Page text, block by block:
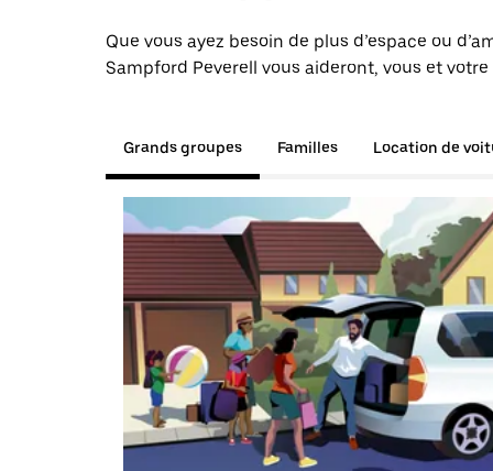
Que vous ayez besoin de plus d’espace ou
Sampford Peverell vous aideront, vous et
Grands groupes Familles Location de